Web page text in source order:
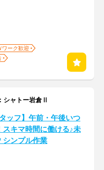
ワーク歓迎
ャトー岩倉Ⅱ
タッフ】午前・午後いつ
スキマ時間に働ける♪未
シンプル作業